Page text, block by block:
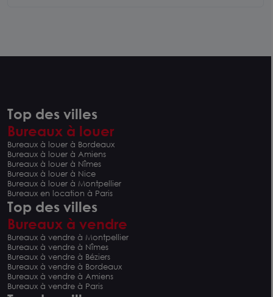
Top des villes
Bureaux à louer
Bureaux à louer à Bordeaux
Bureaux à louer à Amiens
Bureaux à louer à Nîmes
Bureaux à louer à Nice
Bureaux à louer à Montpellier
Bureaux en location à Paris
Top des villes
Bureaux à vendre
Bureaux à vendre à Montpellier
Bureaux à vendre à Nîmes
Bureaux à vendre à Béziers
Bureaux à vendre à Bordeaux
Bureaux à vendre à Amiens
Bureaux à vendre à Paris